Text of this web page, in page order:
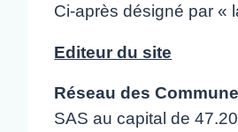
Ci-après désigné par «
Editeur du site
Réseau des
SAS au capital de